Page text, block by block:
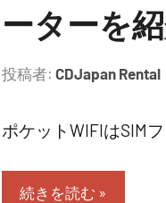
ーターを
投稿者: CDJapan Rental
ポケットWIFIはSIM
続きを読む